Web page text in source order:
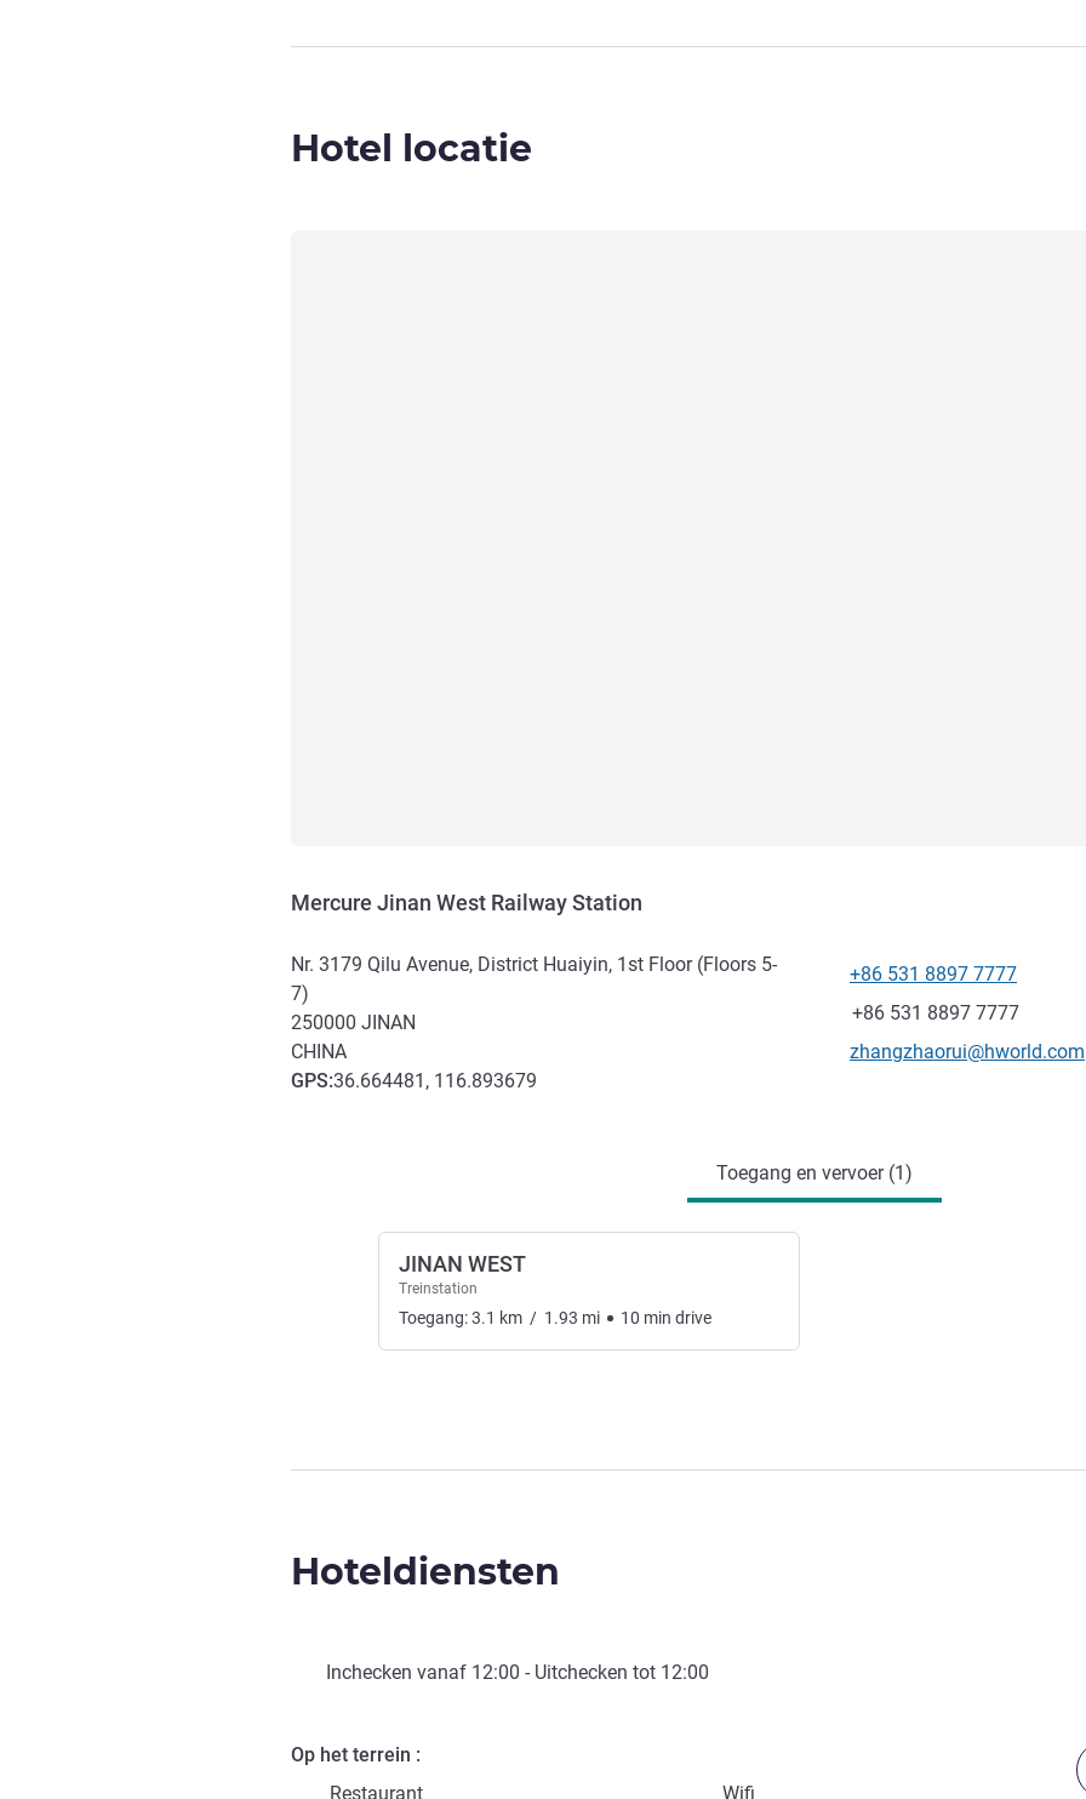
Hotel locatie
Mercure Jinan West Railway Station
Nr. 3179 Qilu Avenue, District Huaiyin, 1st Floor (Floors 5-
7)
250000 JINAN
CHINA
GPS:36.664481, 116.893679
Telefoon
+86 531 8897 7777
Fax
+86 531 8897 7777
E-mailadres voor contact
zhangzhaorui@hworld.com
Toegang en vervoer (1)
JINAN WEST
Treinstation
Toegang:3.1 km / 1.93 mi 10 min drive
Hoteldiensten
Inchecken vanaf 12:00 - Uitchecken tot 12:00
Op het terrein
Restaurant
Wifi